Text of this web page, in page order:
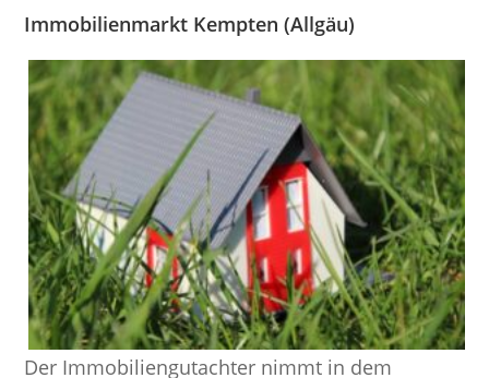
Immobilienmarkt Kempten (Allgäu)
Der Immobiliengutachter nimmt in dem